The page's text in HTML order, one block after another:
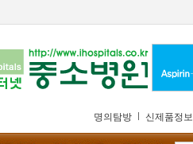
명의탐방 신제품정보